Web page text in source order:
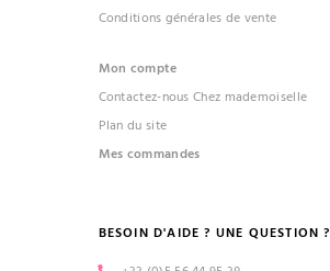
Conditions générales de vente
Mon compte
Contactez-nous Chez mademoiselle
Plan du site
Mes commandes
BESOIN D'AIDE ? UNE QUESTION ?